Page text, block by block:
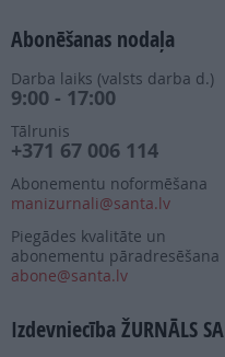
Abonēšanas nodaļa
Darba laiks (valsts darba d.)
9:00 - 17:00
Tālrunis
+371 67 006 114
Abonementu noformēšana
manizurnali@santa.lv
Piegādes kvalitāte un
abonementu pāradresēšana
abone@santa.lv
Izdevniecība ŽURNĀLS